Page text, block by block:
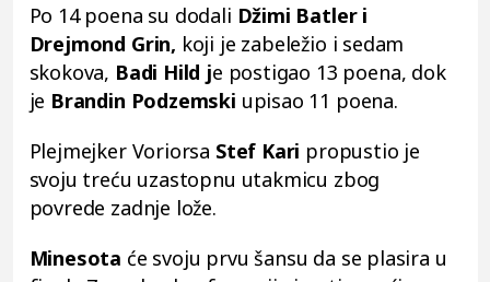
Po 14 poena su dodali Džimi Batler i
Drejmond Grin, koji je zabeležio i sedam
skokova, Badi Hild je postigao 13 poena, dok
je Brandin Podzemski upisao 11 poena.
Plejmejker Voriorsa Stef Kari propustio je
svoju treću uzastopnu utakmicu zbog
povrede zadnje lože.
Minesota će svoju prvu šansu da se plasira u